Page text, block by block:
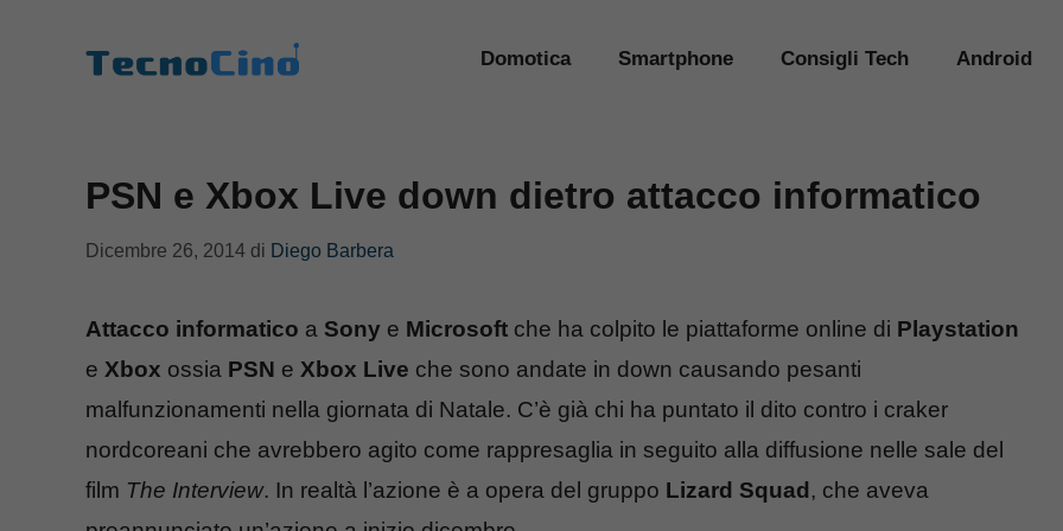
Domotica Smartphone Consigli Tech Android
PSN e Xbox Live down dietro attacco informatico
Dicembre 26, 2014 di Diego Barbera
Attacco informatico a Sony e Microsoft che ha colpito le piattaforme online di Playstation
e Xbox ossia PSN e Xbox Live che sono andate in down causando pesanti
malfunzionamenti nella giornata di Natale. C’è già chi ha puntato il dito contro i craker
nordcoreani che avrebbero agito come rappresaglia in seguito alla diffusione nelle sale del
film The Interview. In realtà l’azione è a opera del gruppo Lizard Squad , che aveva